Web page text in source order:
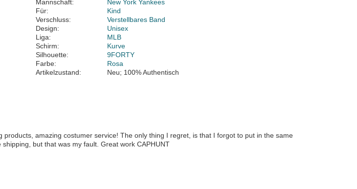
Mannschaft:
New York Yankees
Für:
Kind
Verschluss:
Verstellbares Band
Design:
Unisex
Liga:
MLB
Schirm:
Kurve
Silhouette:
9FORTY
Farbe:
Rosa
Artikelzustand:
Neu; 100% Authentisch
amazing costumer service! The only thing I regret, is that I forgot to put in the same
but that was my fault. Great work CAPHUNT